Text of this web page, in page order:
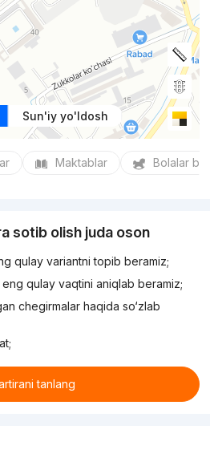
Sun'iy yo'ldosh
Maktablar Bolalar
sotib olish juda oson
qulay variantni topib beramiz;
qulay vaqtini aniqlab beramiz;
chegirmalar haqida so‘zlab
tanlang